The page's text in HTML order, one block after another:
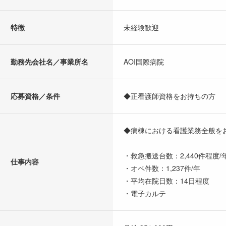
特徴 未経験歓迎
勤務先会社名／事業所名 AOI国際病院
応募資格／条件 ◆正看護師資格をお持ちの方
仕事内容
◆病棟における看護業務全般を
・救急搬送台数：2,440件程度/
・オペ件数：1,237件/年
・平均在院日数：14日程度
・電子カルテ